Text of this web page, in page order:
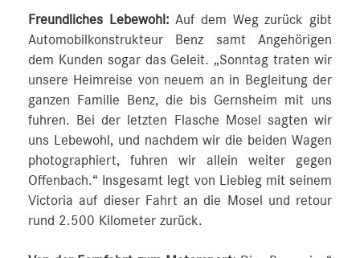
Freundliches Lebewohl: Auf dem Weg zurück gibt
Automobilkonstrukteur Benz samt Angehörigen
dem Kunden sogar das Geleit. „Sonntag traten wir
unsere Heimreise von neuem an in Begleitung der
ganzen Familie Benz, die bis Gernsheim mit uns
fuhren. Bei der letzten Flasche Mosel sagten wir
uns Lebewohl, und nachdem wir die beiden Wagen
photographiert, fuhren wir allein weiter gegen
Offenbach.“ Insgesamt legt von Liebieg mit seinem
Victoria auf dieser Fahrt an die Mosel und retour
rund 2.500 Kilometer zurück.